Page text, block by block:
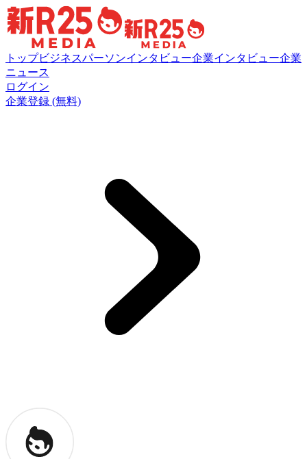
トップビジネスパーソンインタビュー企業インタビュー企業
ニュース
ログイン
企業登録 (無料)